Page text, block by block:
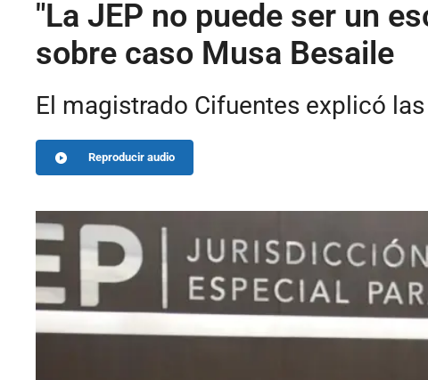
"La JEP no puede ser un
sobre caso Musa Besaile
El magistrado Cifuentes explicó
Reproducir audio